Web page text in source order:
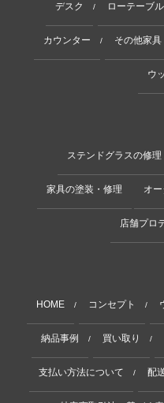
デスク / ローテーブル
カウンター / その他家具
ウ
ステンドグラスの修理
家具の塗装・修理 オ
店舗プロ
HOME / コンセプト /
納品事例 / 買い取り /
支払い方法について / 配